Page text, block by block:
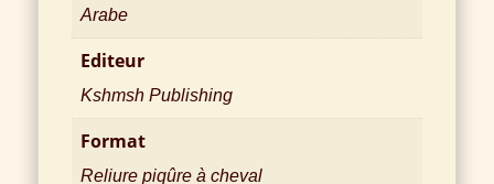
Arabe
Editeur
Kshmsh Publishing
Format
Reliure piqûre à cheval